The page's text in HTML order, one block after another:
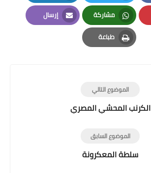
Twitter
LinkedIn
مشاركة
Whatsapp
إرسال
Email
طباعة
Print
الموضوع التالي
الكرنب المحشي المصري
الموضوع السابق
سلطة المعكرونة